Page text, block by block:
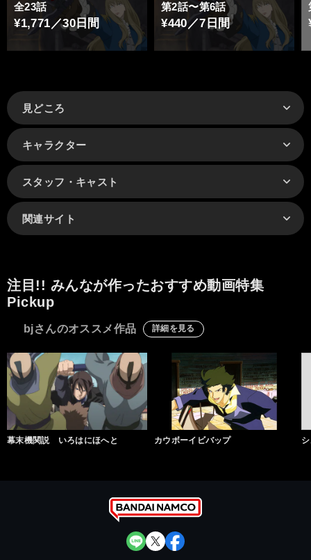
全23話
¥1,771／30日間
第2話〜第6話
¥440／7日間
見どころ
キャラクター
スタッフ・キャスト
関連サイト
注目!! みんなが作ったおすすめ動画特集
Pickup
bjさんのオススメ作品 詳細を見る
幕末機関説 いろはにほへと カウボーイビバップ